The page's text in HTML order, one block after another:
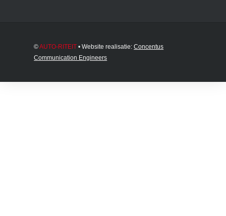
©AUTO-RITEIT • Website realisatie:Concentus
Communication Engineers